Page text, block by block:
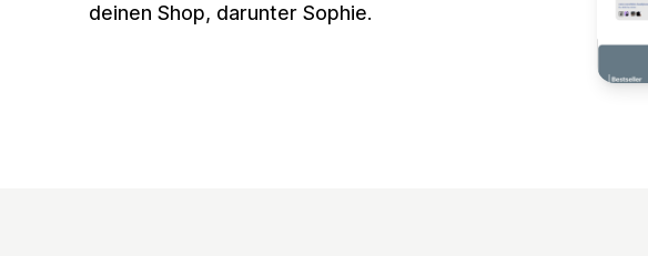
deinen Shop, darunter Sophie.